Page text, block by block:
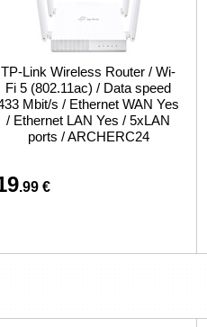
TP-Link Wireless Router / Wi-
Fi 5 (802.11ac) / Data speed
Mbit/s / Ethernet WAN Yes
/ Ethernet LAN Yes / 5xLAN
ports / ARCHERC24
.99 €